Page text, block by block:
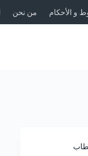
و الأحكام من نحن